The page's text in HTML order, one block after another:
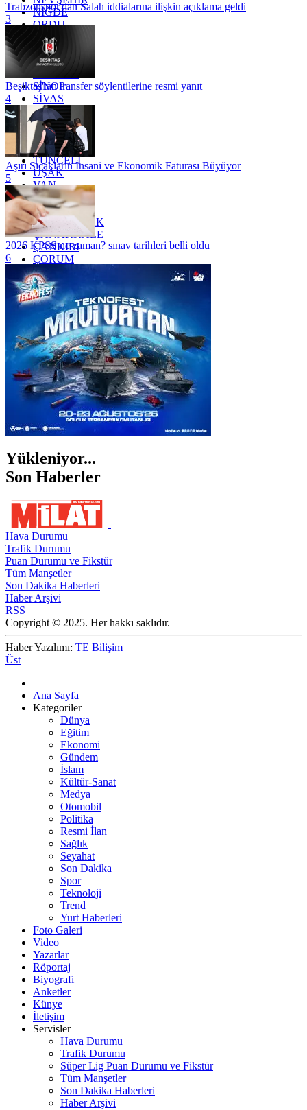
NİĞDE
ORDU
OSMANİYE
RİZE
SAKARYA
SİNOP
SİVAS
SİİRT
TEKİRDAĞ
TOKAT
TRABZON
TUNCELİ
UŞAK
VAN
YALOVA
YOZGAT
ZONGULDAK
ÇANAKKALE
ÇANKIRI
ÇORUM
İSTANBUL
İZMİR
ŞANLIURFA
ŞIRNAK
Trabzonspor'dan Salah iddialarına ilişkin açıklama geldi
3
Beşiktaş'tan transfer söylentilerine resmi yanıt
4
Aşırı Sıcakların İnsani ve Ekonomik Faturası Büyüyor
5
2026 KPSS ne zaman? sınav tarihleri belli oldu
6
Yükleniyor...
Son Haberler
Hava Durumu
Trafik Durumu
Puan Durumu ve Fikstür
Tüm Manşetler
Son Dakika Haberleri
Haber Arşivi
RSS
Copyright © 2025. Her hakkı saklıdır.
Haber Yazılımı: TE Bilişim
Üst
Ana Sayfa
Kategoriler
Dünya
Eğitim
Ekonomi
Gündem
İslam
Kültür-Sanat
Medya
Otomobil
Politika
Resmi İlan
Sağlık
Seyahat
Son Dakika
Spor
Teknoloji
Trend
Yurt Haberleri
Foto Galeri
Video
Yazarlar
Röportaj
Biyografi
Anketler
Künye
İletişim
Servisler
Hava Durumu
Trafik Durumu
Süper Lig Puan Durumu ve Fikstür
Tüm Manşetler
Son Dakika Haberleri
Haber Arşivi